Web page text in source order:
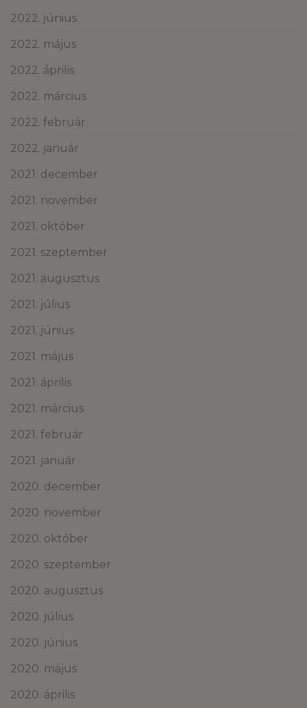
2022. június
2022. május
2022. április
2022. március
2022. február
2022. január
2021. december
2021. november
2021. október
2021. szeptember
2021. augusztus
2021. július
2021. június
2021. május
2021. április
2021. március
2021. február
2021. január
2020. december
2020. november
2020. október
2020. szeptember
2020. augusztus
2020. július
2020. június
2020. május
2020. április